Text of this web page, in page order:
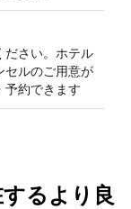
ださい。ホテル
セルのご用意が
予約できます
るより良